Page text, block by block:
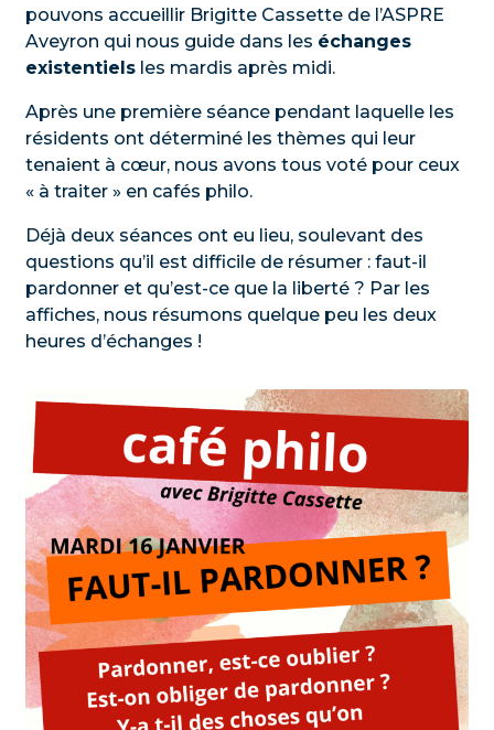
pouvons accueillir Brigitte Cassette de l’ASPRE
Aveyron qui nous guide dans les échanges
existentielsles mardis après midi.
Après une première séance pendant laquelle les
résidents ont déterminé les thèmes qui leur
tenaient à cœur, nous avons tous voté pour ceux
« à traiter » en cafés philo.
Déjà deux séances ont eu lieu, soulevant des
questions qu’il est difficile de résumer : faut-il
pardonner et qu’est-ce que la liberté ? Par les
affiches, nous résumons quelque peu les deux
heures d’échanges !